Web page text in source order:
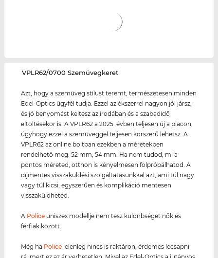
‌VPLR62/0700 Szemüvegkeret
Azt, hogy a szemüveg stílust teremt, természetesen minden
Edel-Optics ügyfél tudja. Ezzel az ékszerrel nagyon jól jársz,
és jó benyomást keltesz az irodában és a szabadidő
eltöltésekor is. A VPLR62 a 2025. évben teljesen új a piacon,
úgyhogy ezzel a szemüveggel teljesen korszerű lehetsz. A
VPLR62 az online boltban ezekben a méretekben
rendelhető meg: 52 mm, 54 mm. Ha nem tudod, mi a
pontos méreted, otthon is kényelmesen fölpróbálhatod. A
díjmentes visszaküldési szolgáltatásunkkal azt, ami túl nagy
vagy túl kicsi, egyszerűen és komplikáció mentesen
visszaküldheted.
A Police uniszex modellje nem tesz különbséget nők és
férfiak között.
Még ha Police jelenleg nincs is raktáron, érdemes lecsapni